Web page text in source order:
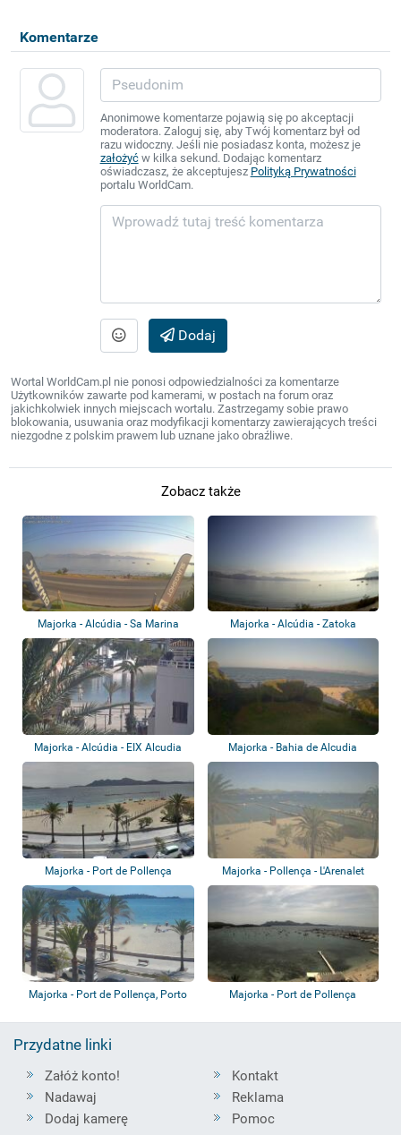
Komentarze
Anonimowe komentarze pojawią się po akceptacji
moderatora. Zaloguj się, aby Twój komentarz był od
razu widoczny. Jeśli nie posiadasz konta, możesz je
założyćw kilka sekund. Dodając komentarz
oświadczasz, że akceptujesz Polityką Prywatności
portalu WorldCam.
Dodaj
Wortal WorldCam.pl nie ponosi odpowiedzialności za komentarze
Użytkowników zawarte pod kamerami, w postach na forum oraz
jakichkolwiek innych miejscach wortalu. Zastrzegamy sobie prawo
blokowania, usuwania oraz modyfikacji komentarzy zawierających treści
niezgodne z polskim prawem lub uznane jako obraźliwe.
Zobacz także
Majorka - Alcúdia - Sa Marina
Majorka - Alcúdia - Zatoka
Pollença
Majorka - Alcúdia - EIX Alcudia
Hotel
Majorka - Bahia de Alcudia
Majorka - Port de Pollença Majorka - Pollença - L'Arenalet
Majorka - Port de Pollença, Porto
Majorka - Port de Pollença
Przydatne linki
Załóż konto!
Nadawaj
Dodaj kamerę
Kontakt
Reklama
Pomoc